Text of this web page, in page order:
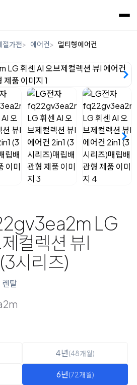
절가전 에어컨 멀티형에어컨
LG
컬렉션 뷰I
시리즈)
렌탈
4년(48개월)
6년(72개월)